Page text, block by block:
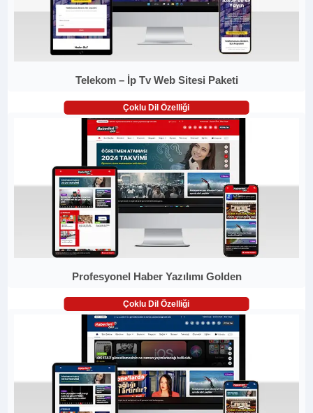
Telekom – İp Tv Web Sitesi Paketi
Çoklu Dil Özelliği
Profesyonel Haber Yazılımı Golden
Çoklu Dil Özelliği